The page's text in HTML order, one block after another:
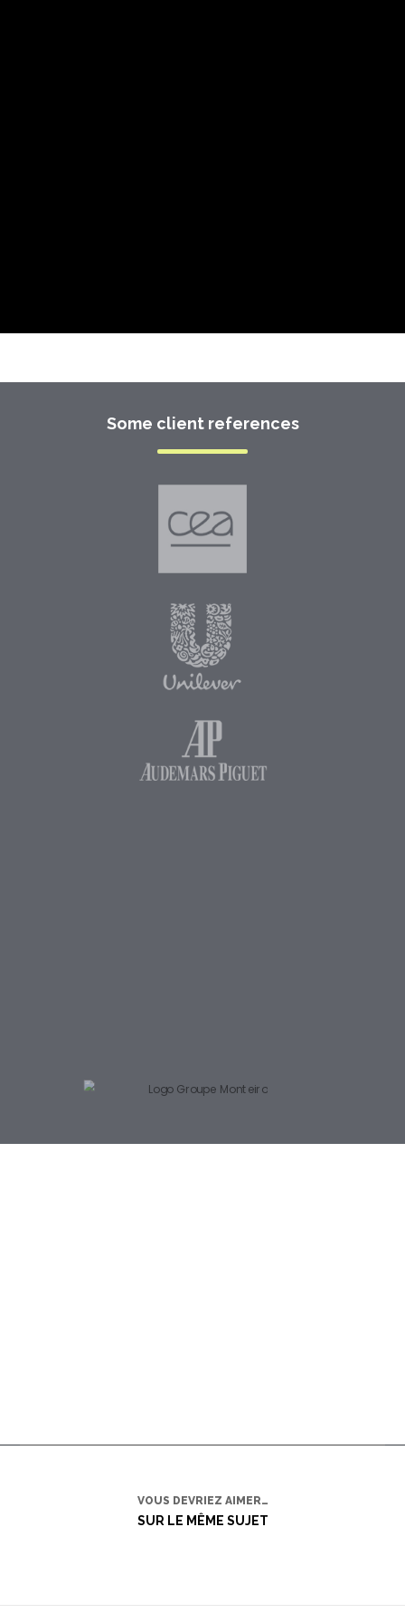
Some client references
VOUS DEVRIEZ AIMER…
SUR LE MÊME SUJET